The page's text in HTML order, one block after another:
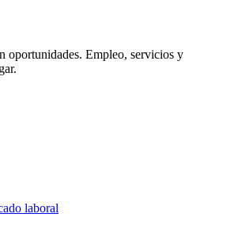
oportunidades. Empleo, servicios y
laboral